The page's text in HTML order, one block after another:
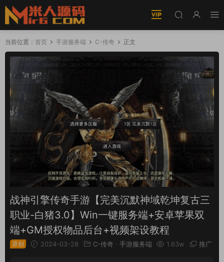
当前位置： 首页 手游服务端 C-传奇 正文
战神引擎传奇手游【完美沉默神域乾坤复古三
职业-白猪3.0】Win一键服务端+安卓苹果双
端+GM授权物品后台+视频架设教程
原创 2024-03-28 C-传奇 · 手游服务端 1.63w 推广